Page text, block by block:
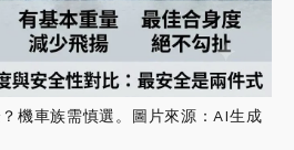
機車族需慎選。圖片來源：AI生成